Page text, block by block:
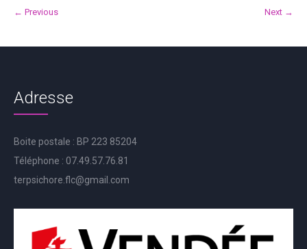
← Previous Next →
Adresse
Boite postale : BP 223 85204
Téléphone : 07.49.57.76.81
terpsichore.flc@gmail.com